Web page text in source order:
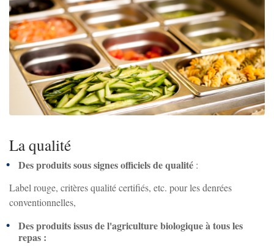
La qualité
Des produits sous signes officiels de qualité :
Label rouge, critères qualité certifiés, etc. pour les denrées
conventionnelles,
Des produits issus de l'agriculture biologique à tous les
repas :